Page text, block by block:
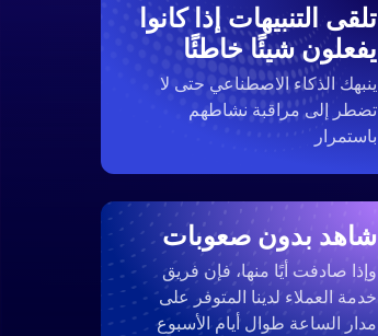
تلقى التنبيهات إذا كانوا
يفعلون شيئًا خاطئًا
ينبهك الذكاء الاصطناعي حتى لا
تضطر إلى مراقبة نشاطهم
باستمرار
شاهد بدون صعوبات
وإذا صادفت أيًا منها، فإن فريق
خدمة العملاء لدينا المتوفر على
مدار الساعة طوال أيام الأسبوع